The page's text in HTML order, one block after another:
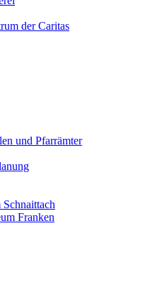
der Caritas
und Pfarrämter
Franken